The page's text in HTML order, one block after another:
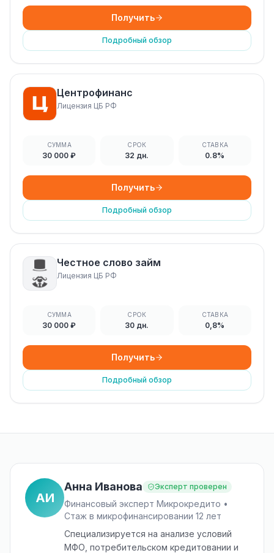
Получить
Подробный обзор
Центрофинанс
Лицензия ЦБ РФ
СУММА
30 000 ₽
СРОК
32 дн.
СТАВКА
0.8%
Получить
Подробный обзор
Честное слово займ
Лицензия ЦБ РФ
СУММА
30 000 ₽
СРОК
30 дн.
СТАВКА
0,8%
Получить
Подробный обзор
АИ
Анна Иванова Эксперт проверен
Финансовый эксперт Микрокредито •
Стаж в микрофинансировании 12 лет
Специализируется на анализе условий
МФО, потребительском кредитовании и